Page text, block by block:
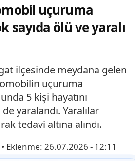
uçuruma
sayıda ölü ve yaralı
ilçesinde meydana gelen
uçuruma
5 kişi hayatını
yaralandı. Yaralılar
tedavi altına alındı.
• Eklenme: 26.07.2026 - 12:11